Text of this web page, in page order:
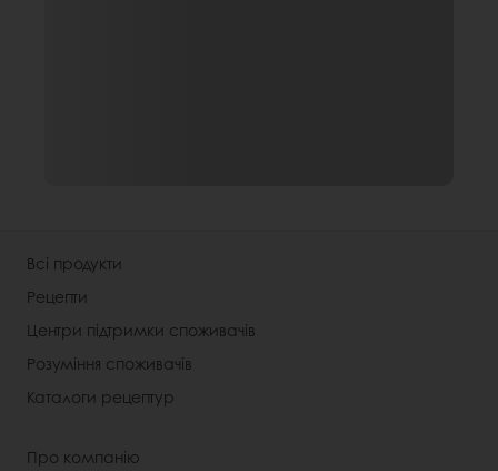
Всі продукти
Рецепти
Центри підтримки споживачів
Розуміння споживачів
Каталоги рецептур
Про компанію